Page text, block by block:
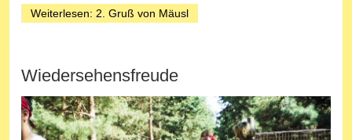
Weiterlesen: 2. Gruß von Mäusl
Wiedersehensfreude